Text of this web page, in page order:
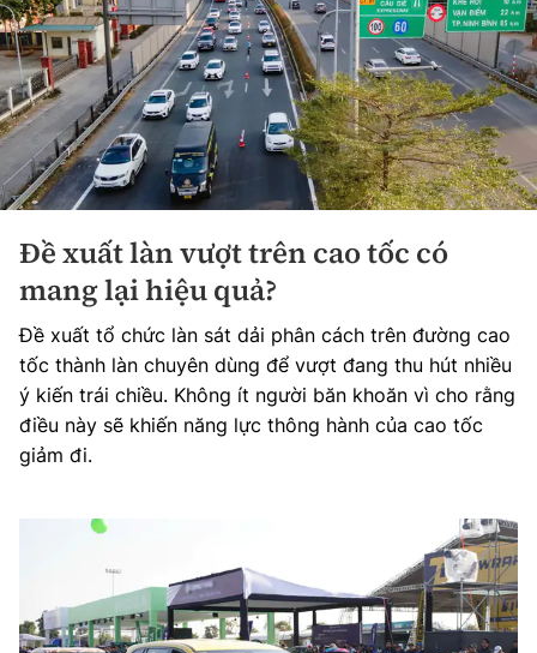
Đề xuất làn vượt trên cao tốc có
mang lại hiệu quả?
Đề xuất tổ chức làn sát dải phân cách trên đường cao
tốc thành làn chuyên dùng để vượt đang thu hút nhiều
ý kiến trái chiều. Không ít người băn khoăn vì cho rằng
điều này sẽ khiến năng lực thông hành của cao tốc
giảm đi.